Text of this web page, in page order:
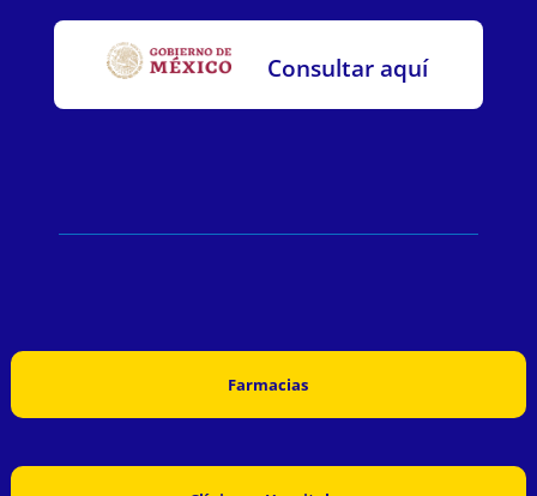
Consultar aquí
Farmacias